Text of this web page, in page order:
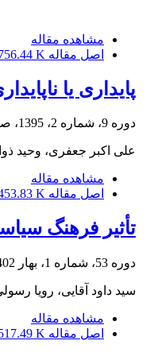
مشاهده مقاله
اصل مقاله K
پایداری یا
دوره 9، شماره 2، 1395، صفحه
علی اکبر جعفری، وحید
مشاهده مقاله
اصل مقاله K
تأثیر فرهنگ
دوره 53، شماره 1، بهار 1402، صفحه
سید داود آقایی، رویا
مشاهده مقاله
اصل مقاله K